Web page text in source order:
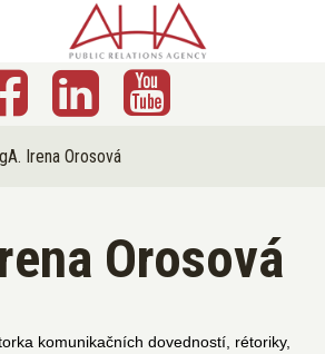
Irena Orosová
Orosová
komunikačních dovedností, rétoriky,